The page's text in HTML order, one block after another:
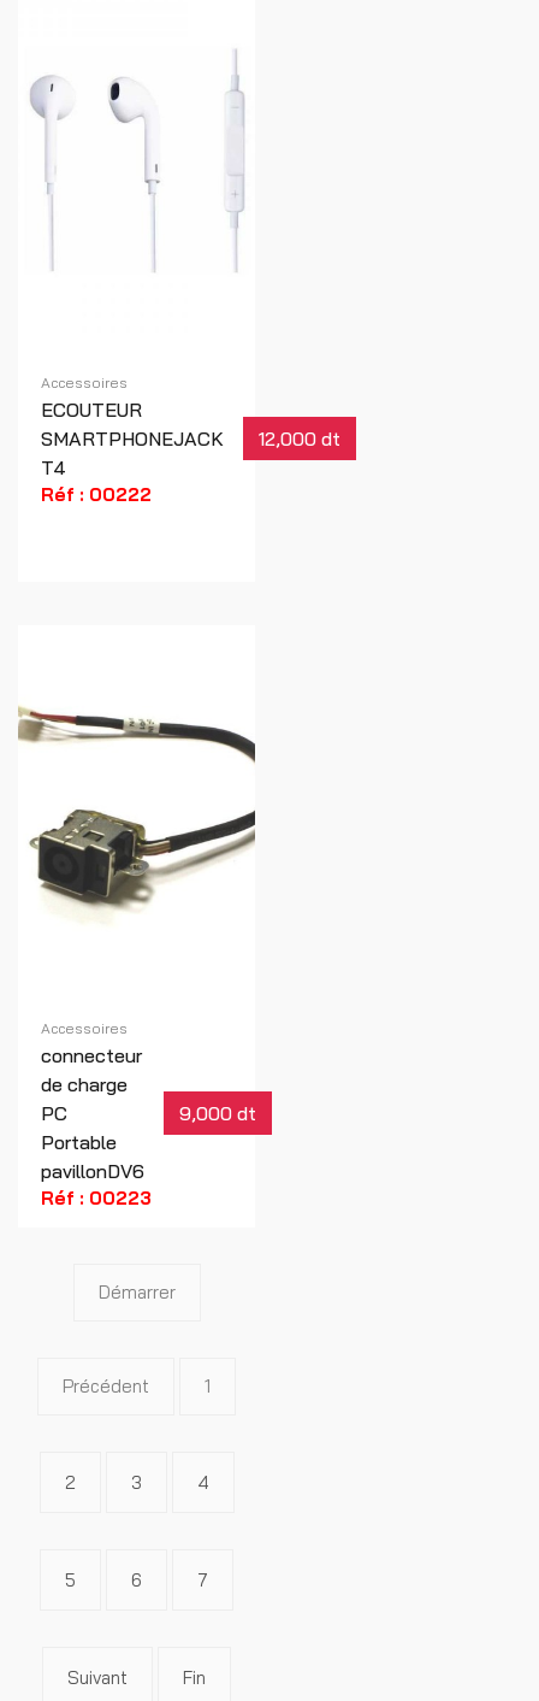
Accessoires
ECOUTEUR
SMARTPHONEJACK
T4
12,000 dt
Réf : 00222
Accessoires
connecteur
de charge
PC
Portable
pavillonDV6
9,000 dt
Réf : 00223
Démarrer
Précédent 1
2 3 4
5 6 7
Suivant Fin